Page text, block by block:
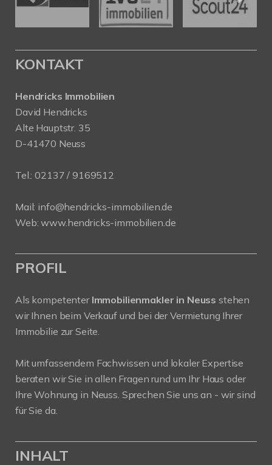
KONTAKT
Hendricks Immobilien
David Hendricks
Alte Hauptstr. 35
D-41470 Neuss
Tel.: 02137 / 9169512
Mail: info@hendricks-immobilien.de
Web:www.hendricks-immobilien.de
PROFIL
Als kompetenter Immobilienmakler in Neuss stehen
wir Ihnen beim Verkauf und bei der Vermietung Ihrer
Immobilie zur Seite.
Mit umfassendem Fachwissen und lokaler Expertise
beraten wir Sie in allen Fragen rund um Ihr Haus oder
Ihre Wohnung in Neuss. Sprechen Sie uns an - wir sind
für Sie da.
INHALT